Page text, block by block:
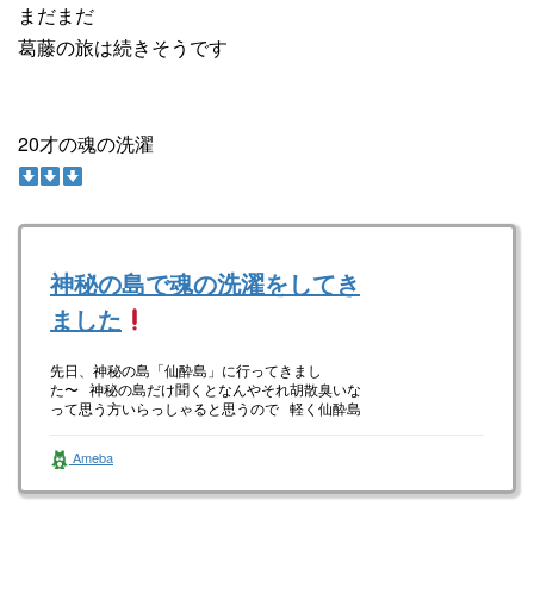
まだまだ
葛藤の旅は続きそうです
20才の魂の洗濯
神秘の島で魂の洗濯をしてき
ました
先日、神秘の島「仙酔島」に行ってきまし
た〜 神秘の島だけ聞くとなんやそれ胡散臭いな
って思う方いらっしゃると思うので 軽く仙酔島
Ameba